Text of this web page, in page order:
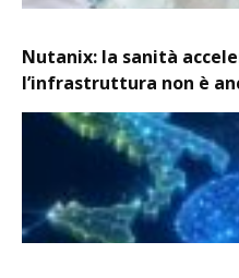
Nutanix: la sanità
l’infrastruttura non è